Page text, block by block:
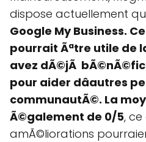
dispose actuellement
Google My Business.
pourrait Ãªtre utile de
avez dÃ©jÃ
pour aider dâautres
communautÃ©. La
Ã©galement de 0/5,
amÃ©liorations